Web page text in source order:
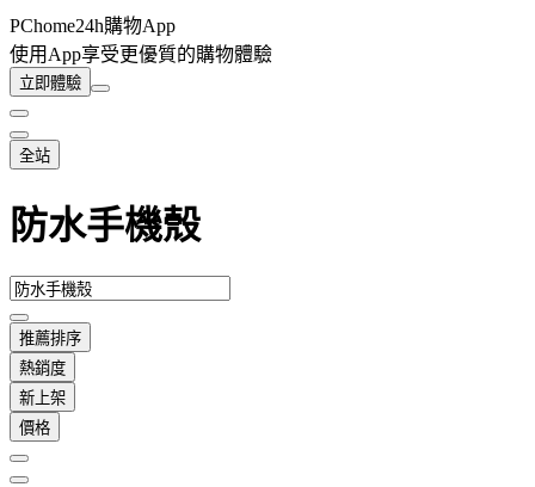
PChome24h購物App
使用App享受更優質的購物體驗
立即體驗
全站
防水手機殼
推薦排序
熱銷度
新上架
價格